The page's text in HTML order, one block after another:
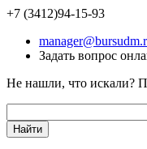
+7 (3412)94-15-93
Задать вопрос
Не нашли, что искали?